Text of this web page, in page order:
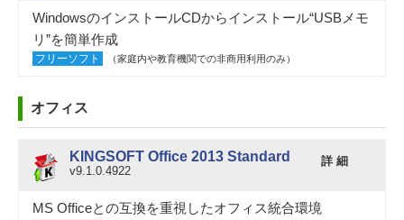
WindowsのインストールCDからインストール“USBメモ
リ”を簡単作成
フリーソフト （家庭内や教育機関での非商用利用のみ）
オフィス
KINGSOFT Office 2013 Standard
v9.1.0.4922
詳 細
MS Officeとの互換を重視したオフィス統合環境